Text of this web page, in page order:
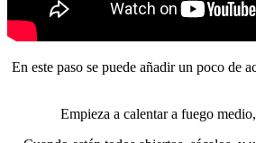
En este paso se puede añadir un poco de
Empieza a calentar a fuego